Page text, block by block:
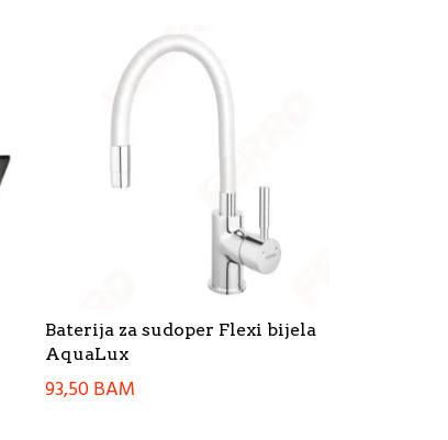
Baterija za sudoper Flexi bijela
AquaLux
93,50BAM